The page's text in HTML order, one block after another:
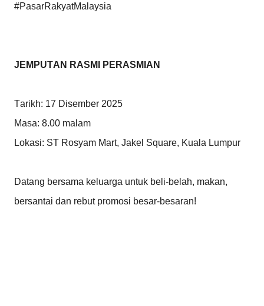
#PasarRakyatMalaysia
JEMPUTAN RASMI PERASMIAN
Tarikh: 17 Disember 2025
Masa: 8.00 malam
Lokasi: ST Rosyam Mart, Jakel Square, Kuala Lumpur
Datang bersama keluarga untuk beli-belah, makan,
bersantai dan rebut promosi besar-besaran!